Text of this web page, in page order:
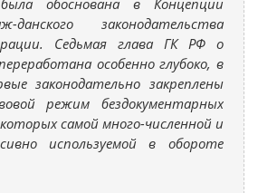
законодательства
Седьмая глава ГК РФ о
особенно глубоко, в
законодательно закреплены
режим бездокументарных
самой много-численной и
используемой в обороте